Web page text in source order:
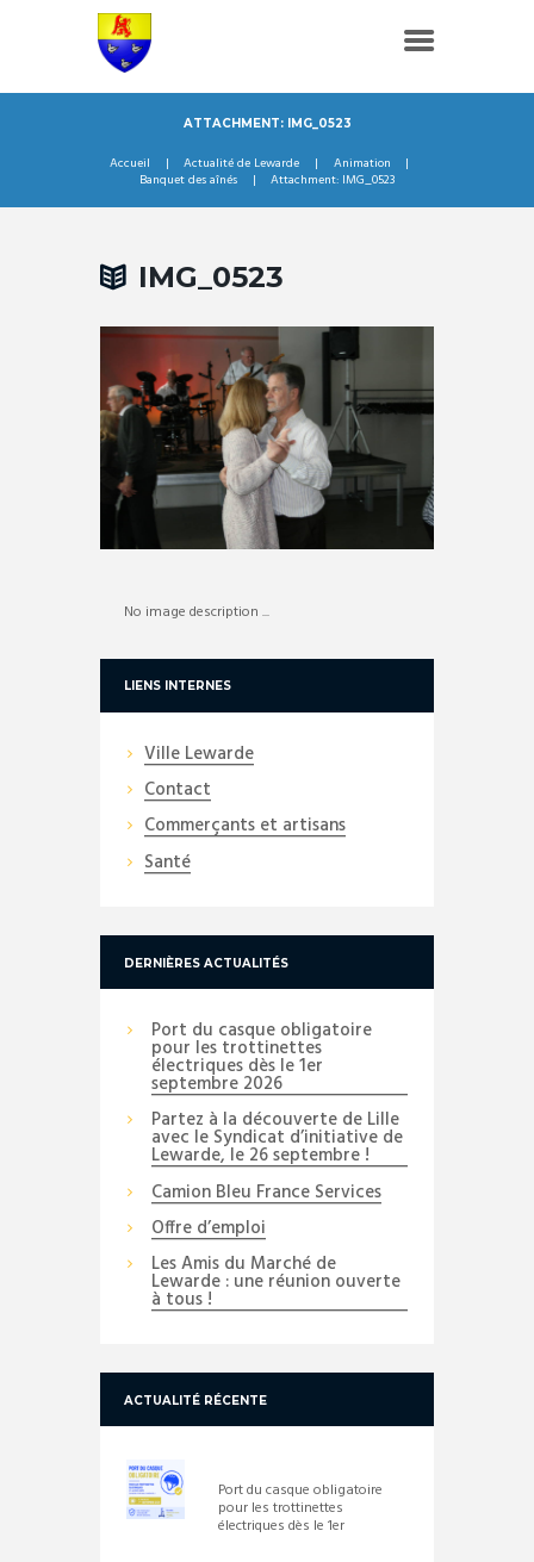
ATTACHMENT: IMG_0523
Accueil Actualité de Lewarde
Animation
Banquet des aînés
Attachment: IMG_0523
IMG_0523
No image description ...
LIENS INTERNES
Ville Lewarde
Contact
Commerçants et artisans
Santé
DERNIÈRES ACTUALITÉS
Port du casque obligatoire
pour les trottinettes
électriques dès le 1er
septembre 2026
Partez à la découverte de Lille
avec le Syndicat d’initiative de
Lewarde, le 26 septembre !
Camion Bleu France Services
Offre d’emploi
Les Amis du Marché de
Lewarde : une réunion ouverte
à tous !
ACTUALITÉ RÉCENTE
Port du casque obligatoire
pour les trottinettes
électriques dès le 1er